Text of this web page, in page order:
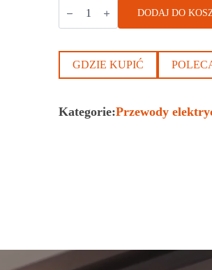
ilość
Wiązka
735200
DODAJ DO
GDZIE KUPIĆ
Kategorie:Przewody